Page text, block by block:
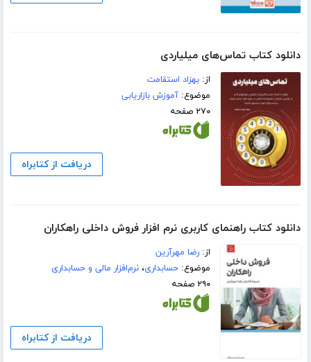
دانلود کتاب تماس‌های میلیاردی
از:بهزاد استقامت
موضوع:آموزش بازاریابی
۲۷۰ صفحه
دریافت از کتابراه
دانلود کتاب راهنمای کاربری نرم افزار فروش داخلی راهکاران
از:رضا مهرآرین
موضوع:حسابداری،نرم‌افزار مالی و حسابداری
۲۹۰ صفحه
دریافت از کتابراه